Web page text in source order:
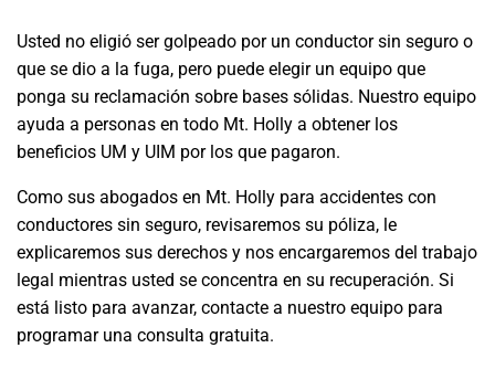
Usted no eligió ser golpeado por un conductor sin seguro o
que se dio a la fuga, pero puede elegir un equipo que
ponga su reclamación sobre bases sólidas. Nuestro equipo
ayuda a personas en todo Mt. Holly a obtener los
beneficios UM y UIM por los que pagaron.
Como sus abogados en Mt. Holly para accidentes con
conductores sin seguro, revisaremos su póliza, le
explicaremos sus derechos y nos encargaremos del trabajo
legal mientras usted se concentra en su recuperación. Si
está listo para avanzar, contacte a nuestro equipo para
programar una consulta gratuita.